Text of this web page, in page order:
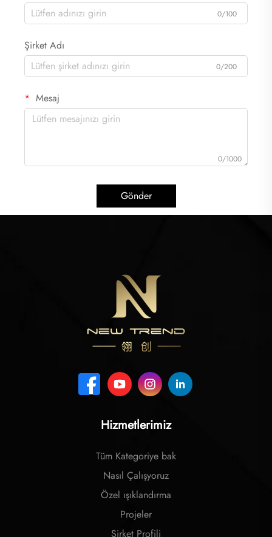
0/100
Şirket Adı
0/200
Mesaj
0/1000
Gönder
Hizmetlerimiz
Tüm Kategoriye bak
Nasıl Çalışyoruz
Özel ışıklandırma
Projeler
Şirket Profili